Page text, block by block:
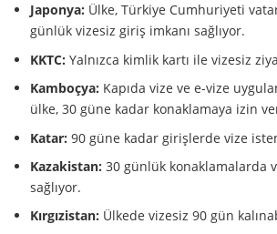
Japonya: Ülke, Türkiye Cumhuriyeti
günlük vizesiz giriş imkanı sağlıyor.
KKTC:Yalnızca kimlik kartı ile vizesiz
Kamboçya: Kapıda vize ve e-vize
ülke, 30 güne kadar konaklamaya izin
Katar:90 güne kadar girişlerde vize
Kazakistan:30 günlük konaklamalarda
sağlıyor.
Kırgızistan: Ülkede vizesiz 90 gün